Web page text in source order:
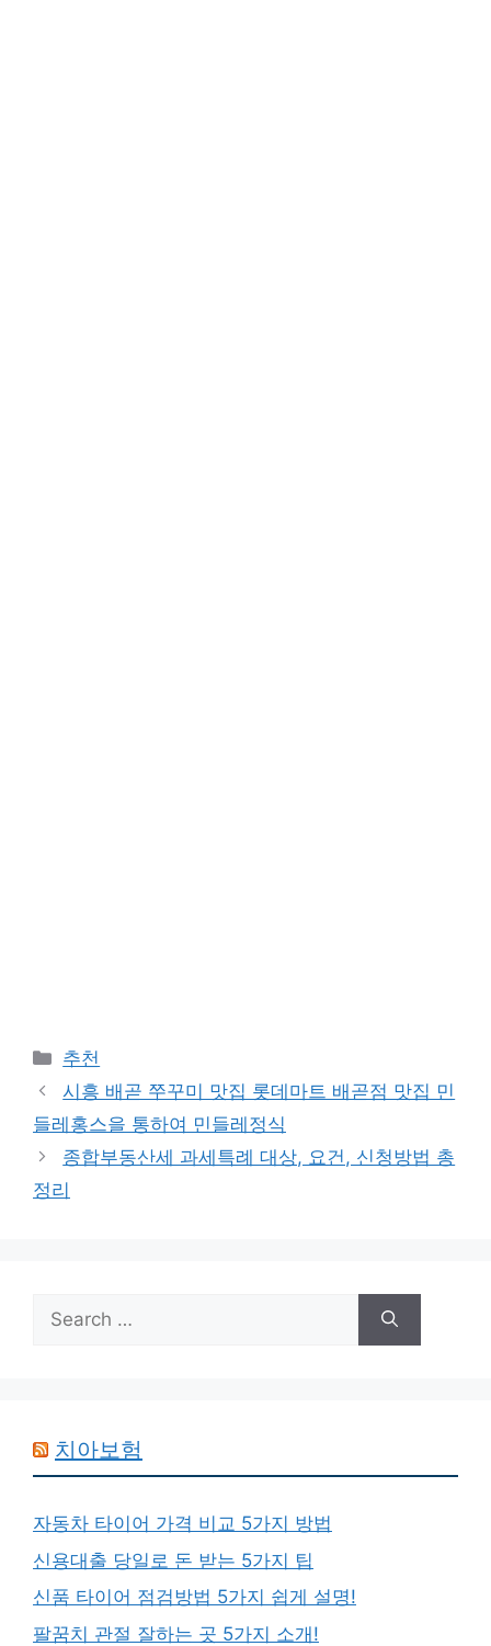
Categories
추천
시흥 배곧 쭈꾸미 맛집 롯데마트 배곧점 맛집 민
들레홍스을 통하여 민들레정식
종합부동산세 과세특례 대상, 요건, 신청방법 총
정리
Search
for:
치아보험
자동차 타이어 가격 비교 5가지 방법
신용대출 당일로 돈 받는 5가지 팁
신품 타이어 점검방법 5가지 쉽게 설명!
팔꿈치 관절 잘하는 곳 5가지 소개!